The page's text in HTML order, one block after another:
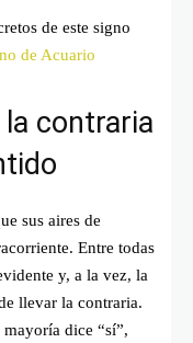
de este signo
de Acuario
la contraria
sus aires de
Entre todas
y, a la vez, la
llevar la contraria.
dice “sí”,